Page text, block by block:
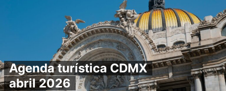
Agenda turística CDMX
abril 2026